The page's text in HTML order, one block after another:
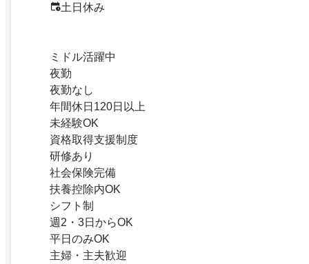
土日休み
ミドル活躍中
夜勤
夜勤なし
年間休日120日以上
未経験OK
資格取得支援制度
研修あり
社会保険完備
扶養控除内OK
シフト制
週2・3日からOK
平日のみOK
主婦・主夫歓迎